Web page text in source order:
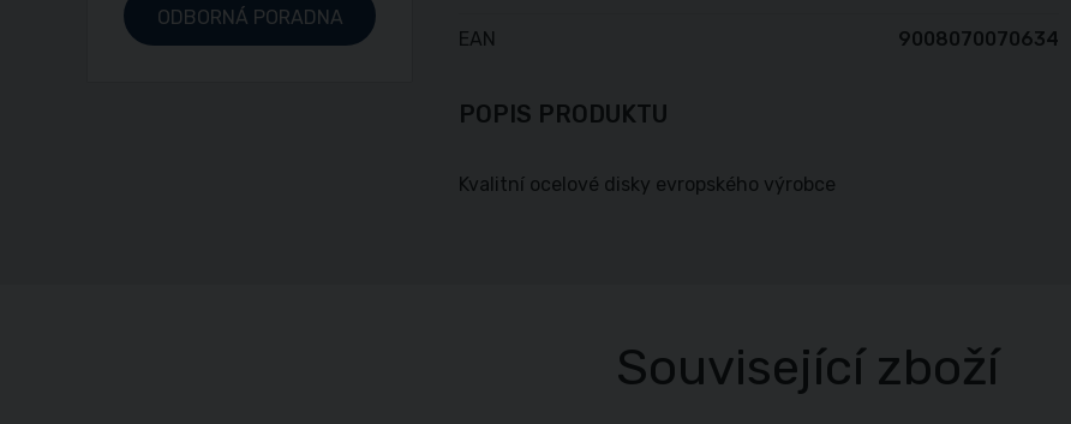
EAN 9008070070634
POPIS PRODUKTU
Kvalitní ocelové disky evropského výrobce
ODBORNÁ PORADNA
Související zboží